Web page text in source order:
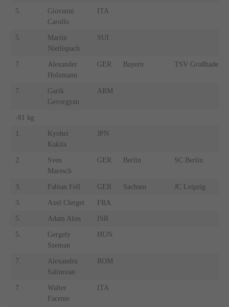
5.
Giovanni
Carollo
ITA
5.
Martin
Nietlispach
SUI
7.
Alexander
Holzmann
GER Bayern TSV Großhadern
7.
Garik
Gevorgyan
ARM
-81 kg
1.
Kyohei
Kakita
JPN
2.
Sven
Maresch
GER Berlin SC Berlin
3. Fabian Fell GER Sachsen JC Leipzig
3. Axel Clerget FRA
5. Adam Alon ISR
5.
Gergely
Szeman
HUN
7.
Alexandru
Salincean
ROM
7.
Walter
Facente
ITA